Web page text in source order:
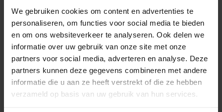
We gebruiken cookies om content en advertenties te
personaliseren, om functies voor social media te bieden
en om ons websiteverkeer te analyseren. Ook delen we
informatie over uw gebruik van onze site met onze
partners voor social media, adverteren en analyse. Deze
partners kunnen deze gegevens combineren met andere
informatie die u aan ze heeft verstrekt of die ze hebben
verzameld op basis van uw gebruik van hun services.
Kurk Prikbord Zonder Lijst – 60 x 60
cm | Minimalistisch & Duurzaam
Zoek je een stijlvol, functioneel én milieuvriendelijk
prikbord zonder poespas? Ditlijstloze kurk prikbord
van 60 x 60 cmbiedt de perfecte combinatie van
stevigheid, duurzaamheid en tijdloze eenvoud. Ideaal voor
thuis, op kantoor of in het klaslokaal.